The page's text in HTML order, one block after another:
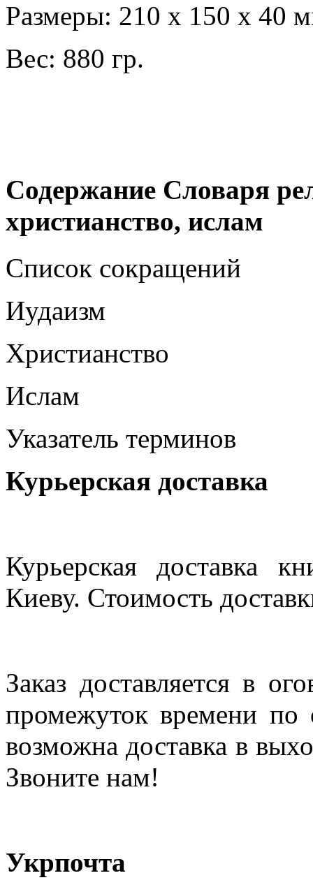
Размеры: 210 х 150 х 40
Вес: 880 гр.
Содержание Словаря
христианство, ислам
Список сокращений
Иудаизм
Христианство
Ислам
Указатель терминов
Курьерская доставка
Курьерская доставка
Киеву. Стоимость
Заказ доставляется в
промежуток времени по
возможна доставка в
Звоните нам!
Укрпочта